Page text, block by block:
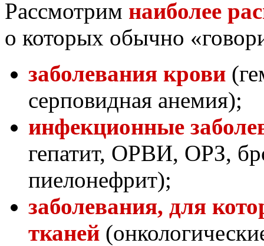
Рассмотрим наиболее
о которых обычно
заболевания крови
серповидная анемия);
инфекционные
гепатит, ОРВИ, ОРЗ,
пиелонефрит);
заболевания, для
тканей